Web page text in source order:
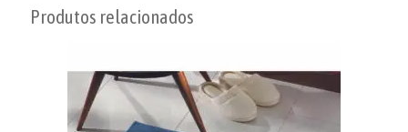
Produtos relacionados